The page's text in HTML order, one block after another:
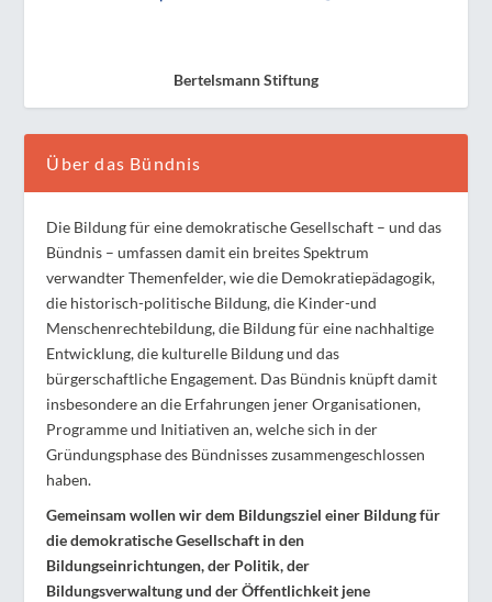
Bertelsmann Stiftung
Über das Bündnis
Die Bildung für eine demokratische Gesellschaft – und das
Bündnis – umfassen damit ein breites Spektrum
verwandter Themenfelder, wie die Demokratiepädagogik,
die historisch-politische Bildung, die Kinder-und
Menschenrechtebildung, die Bildung für eine nachhaltige
Entwicklung, die kulturelle Bildung und das
bürgerschaftliche Engagement. Das Bündnis knüpft damit
insbesondere an die Erfahrungen jener Organisationen,
Programme und Initiativen an, welche sich in der
Gründungsphase des Bündnisses zusammengeschlossen
haben.
Gemeinsam wollen wir dem Bildungsziel einer Bildung für
die demokratische Gesellschaft in den
Bildungseinrichtungen, der Politik, der
Bildungsverwaltung und der Öffentlichkeit jene